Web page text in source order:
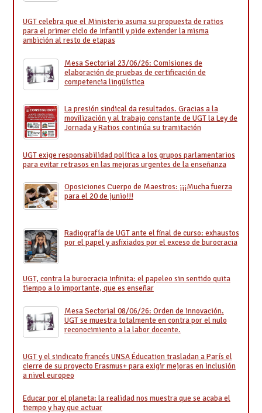
UGT celebra que el Ministerio asuma su propuesta de ratios
para el primer ciclo de Infantil y pide extender la misma
ambición al resto de etapas
Mesa Sectorial 23/06/26: Comisiones de
elaboración de pruebas de certificación de
competencia lingüística
La presión sindical da resultados. Gracias a la
movilización y al trabajo constante de UGT la Ley de
Jornada y Ratios continúa su tramitación
UGT exige responsabilidad política a los grupos parlamentarios
para evitar retrasos en las mejoras urgentes de la enseñanza
Oposiciones Cuerpo de Maestros: ¡¡¡Mucha fuerza
para el 20 de junio!!!
Radiografía de UGT ante el final de curso: exhaustos
por el papel y asfixiados por el exceso de burocracia
UGT, contra la burocracia infinita: el papeleo sin sentido quita
tiempo a lo importante, que es enseñar
Mesa Sectorial 08/06/26: Orden de innovación.
UGT se muestra totalmente en contra por el nulo
reconocimiento a la labor docente.
UGT y el sindicato francés UNSA Éducation trasladan a París el
cierre de su proyecto Erasmus+ para exigir mejoras en inclusión
a nivel europeo
Educar por el planeta: la realidad nos muestra que se acaba el
tiempo y hay que actuar